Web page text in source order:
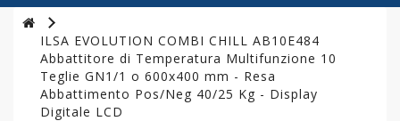
ATTREZZATURE
PROFESSIONALI
CUCINA
LINEA
ILSA EVOLUTION COMBI CHILL AB10E484
Abbattitore di Temperatura Multifunzione 10
Teglie GN1/1 o 600x400 mm - Resa
Abbattimento Pos/Neg 40/25 Kg - Display
Digitale LCD